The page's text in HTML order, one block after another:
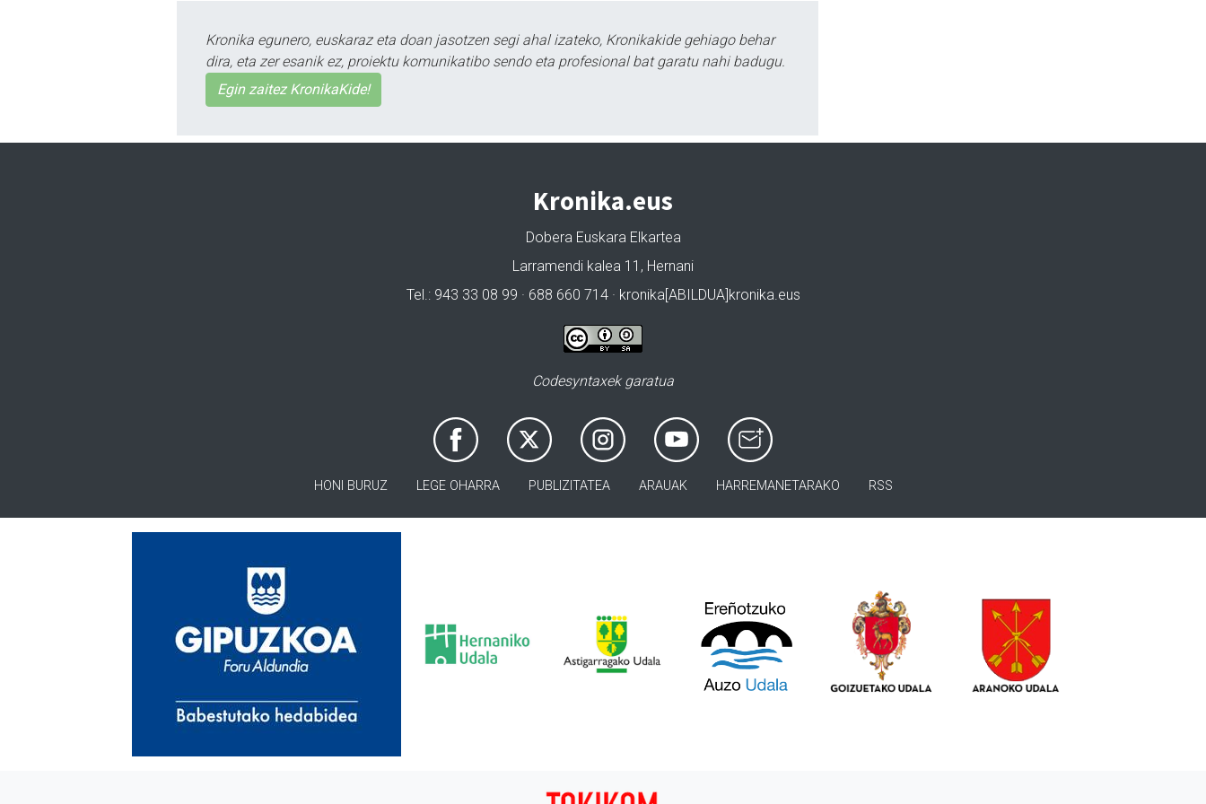
Kronika egunero, euskaraz eta doan jasotzen segi ahal izateko, Kronikakide gehiago behar
dira, eta zer esanik ez, proiektu komunikatibo sendo eta profesional bat garatu nahi badugu.
Egin zaitez KronikaKide!
Kronika.eus
Dobera Euskara Elkartea
Larramendi kalea 11, Hernani
Tel.: 943 33 08 99 · 688 660 714 · kronika[ABILDUA]kronika.eus
Codesyntaxek garatua
HONI BURUZ LEGE OHARRA PUBLIZITATEA ARAUAK HARREMANETARAKO RSS